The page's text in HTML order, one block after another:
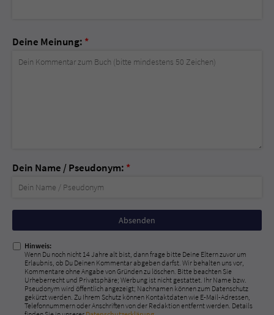
Deine Meinung: *
Dein Name / Pseudonym: *
Nicht
ausfüllen!
Hinweis:
Wenn Du noch nicht 14 Jahre alt bist, dann frage bitte Deine Eltern zuvor um
Erlaubnis, ob Du Deinen Kommentar abgeben darfst. Wir behalten uns vor,
Kommentare ohne Angabe von Gründen zu löschen. Bitte beachten Sie
Urheberrecht und Privatsphäre; Werbung ist nicht gestattet. Ihr Name bzw.
Pseudonym wird öffentlich angezeigt; Nachnamen können zum Datenschutz
gekürzt werden. Zu Ihrem Schutz können Kontaktdaten wie E-Mail-Adressen,
Telefonnummern oder Anschriften von der Redaktion entfernt werden. Details